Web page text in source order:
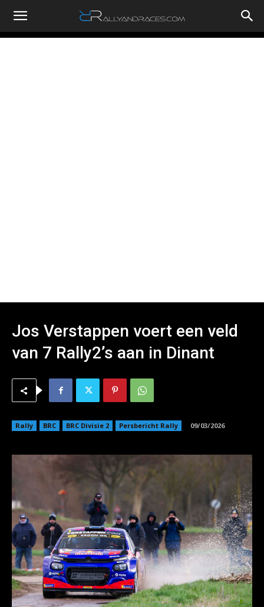
RallyandRaces.com
Jos Verstappen voert een veld
van 7 Rally2’s aan in Dinant
Rally BRC BRC Divisie 2 Persbericht Rally 09/03/2026